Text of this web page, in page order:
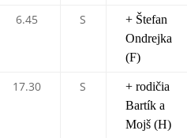
6.45 S
+ Štefan
Ondrejka
(F)
17.30 S
+ rodičia
Bartík a
Mojš (H)